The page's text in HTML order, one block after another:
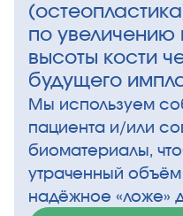
по
высоты кости
будущего
Мы используем
пациента и/или
биоматериалы,
утраченный
надёжное «ложе»